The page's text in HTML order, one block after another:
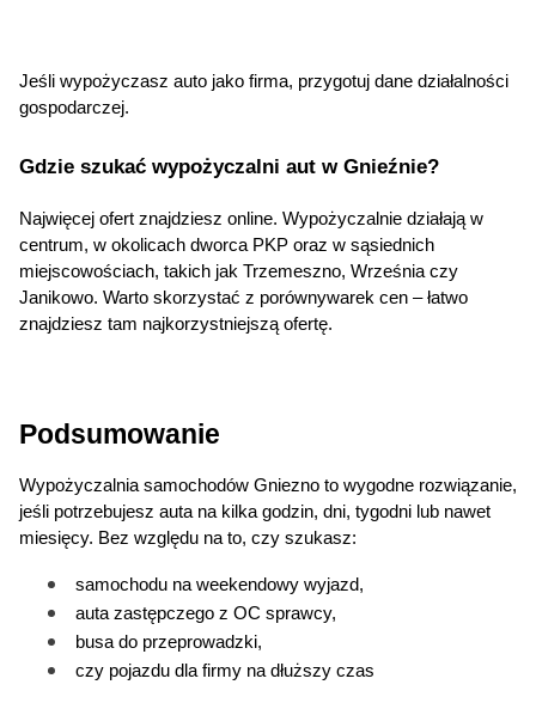
Jeśli wypożyczasz auto jako firma, przygotuj dane działalności
gospodarczej.
Gdzie szukać wypożyczalni aut w Gnieźnie?
Najwięcej ofert znajdziesz online. Wypożyczalnie działają w
centrum, w okolicach dworca PKP oraz w sąsiednich
miejscowościach, takich jak Trzemeszno, Września czy
Janikowo. Warto skorzystać z porównywarek cen – łatwo
znajdziesz tam najkorzystniejszą ofertę.
Podsumowanie
Wypożyczalnia samochodów Gniezno to wygodne rozwiązanie,
jeśli potrzebujesz auta na kilka godzin, dni, tygodni lub nawet
miesięcy. Bez względu na to, czy szukasz:
samochodu na weekendowy wyjazd,
auta zastępczego z OC sprawcy,
busa do przeprowadzki,
czy pojazdu dla firmy na dłuższy czas